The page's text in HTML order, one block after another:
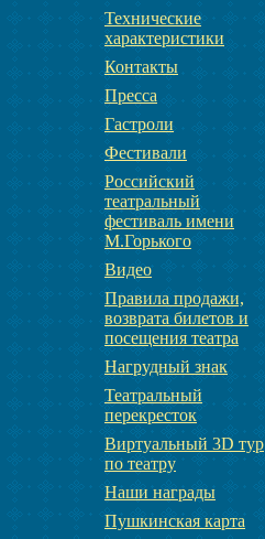
Технические
характеристики
Контакты
Пресса
Гастроли
Фестивали
Российский
театральный
фестиваль имени
М.Горького
Видео
Правила продажи,
возврата билетов и
посещения театра
Нагрудный знак
Театральный
перекресток
Виртуальный 3D тур
по театру
Наши награды
Пушкинская карта